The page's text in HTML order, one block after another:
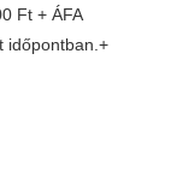
Ft + ÁFA
időpontban.+